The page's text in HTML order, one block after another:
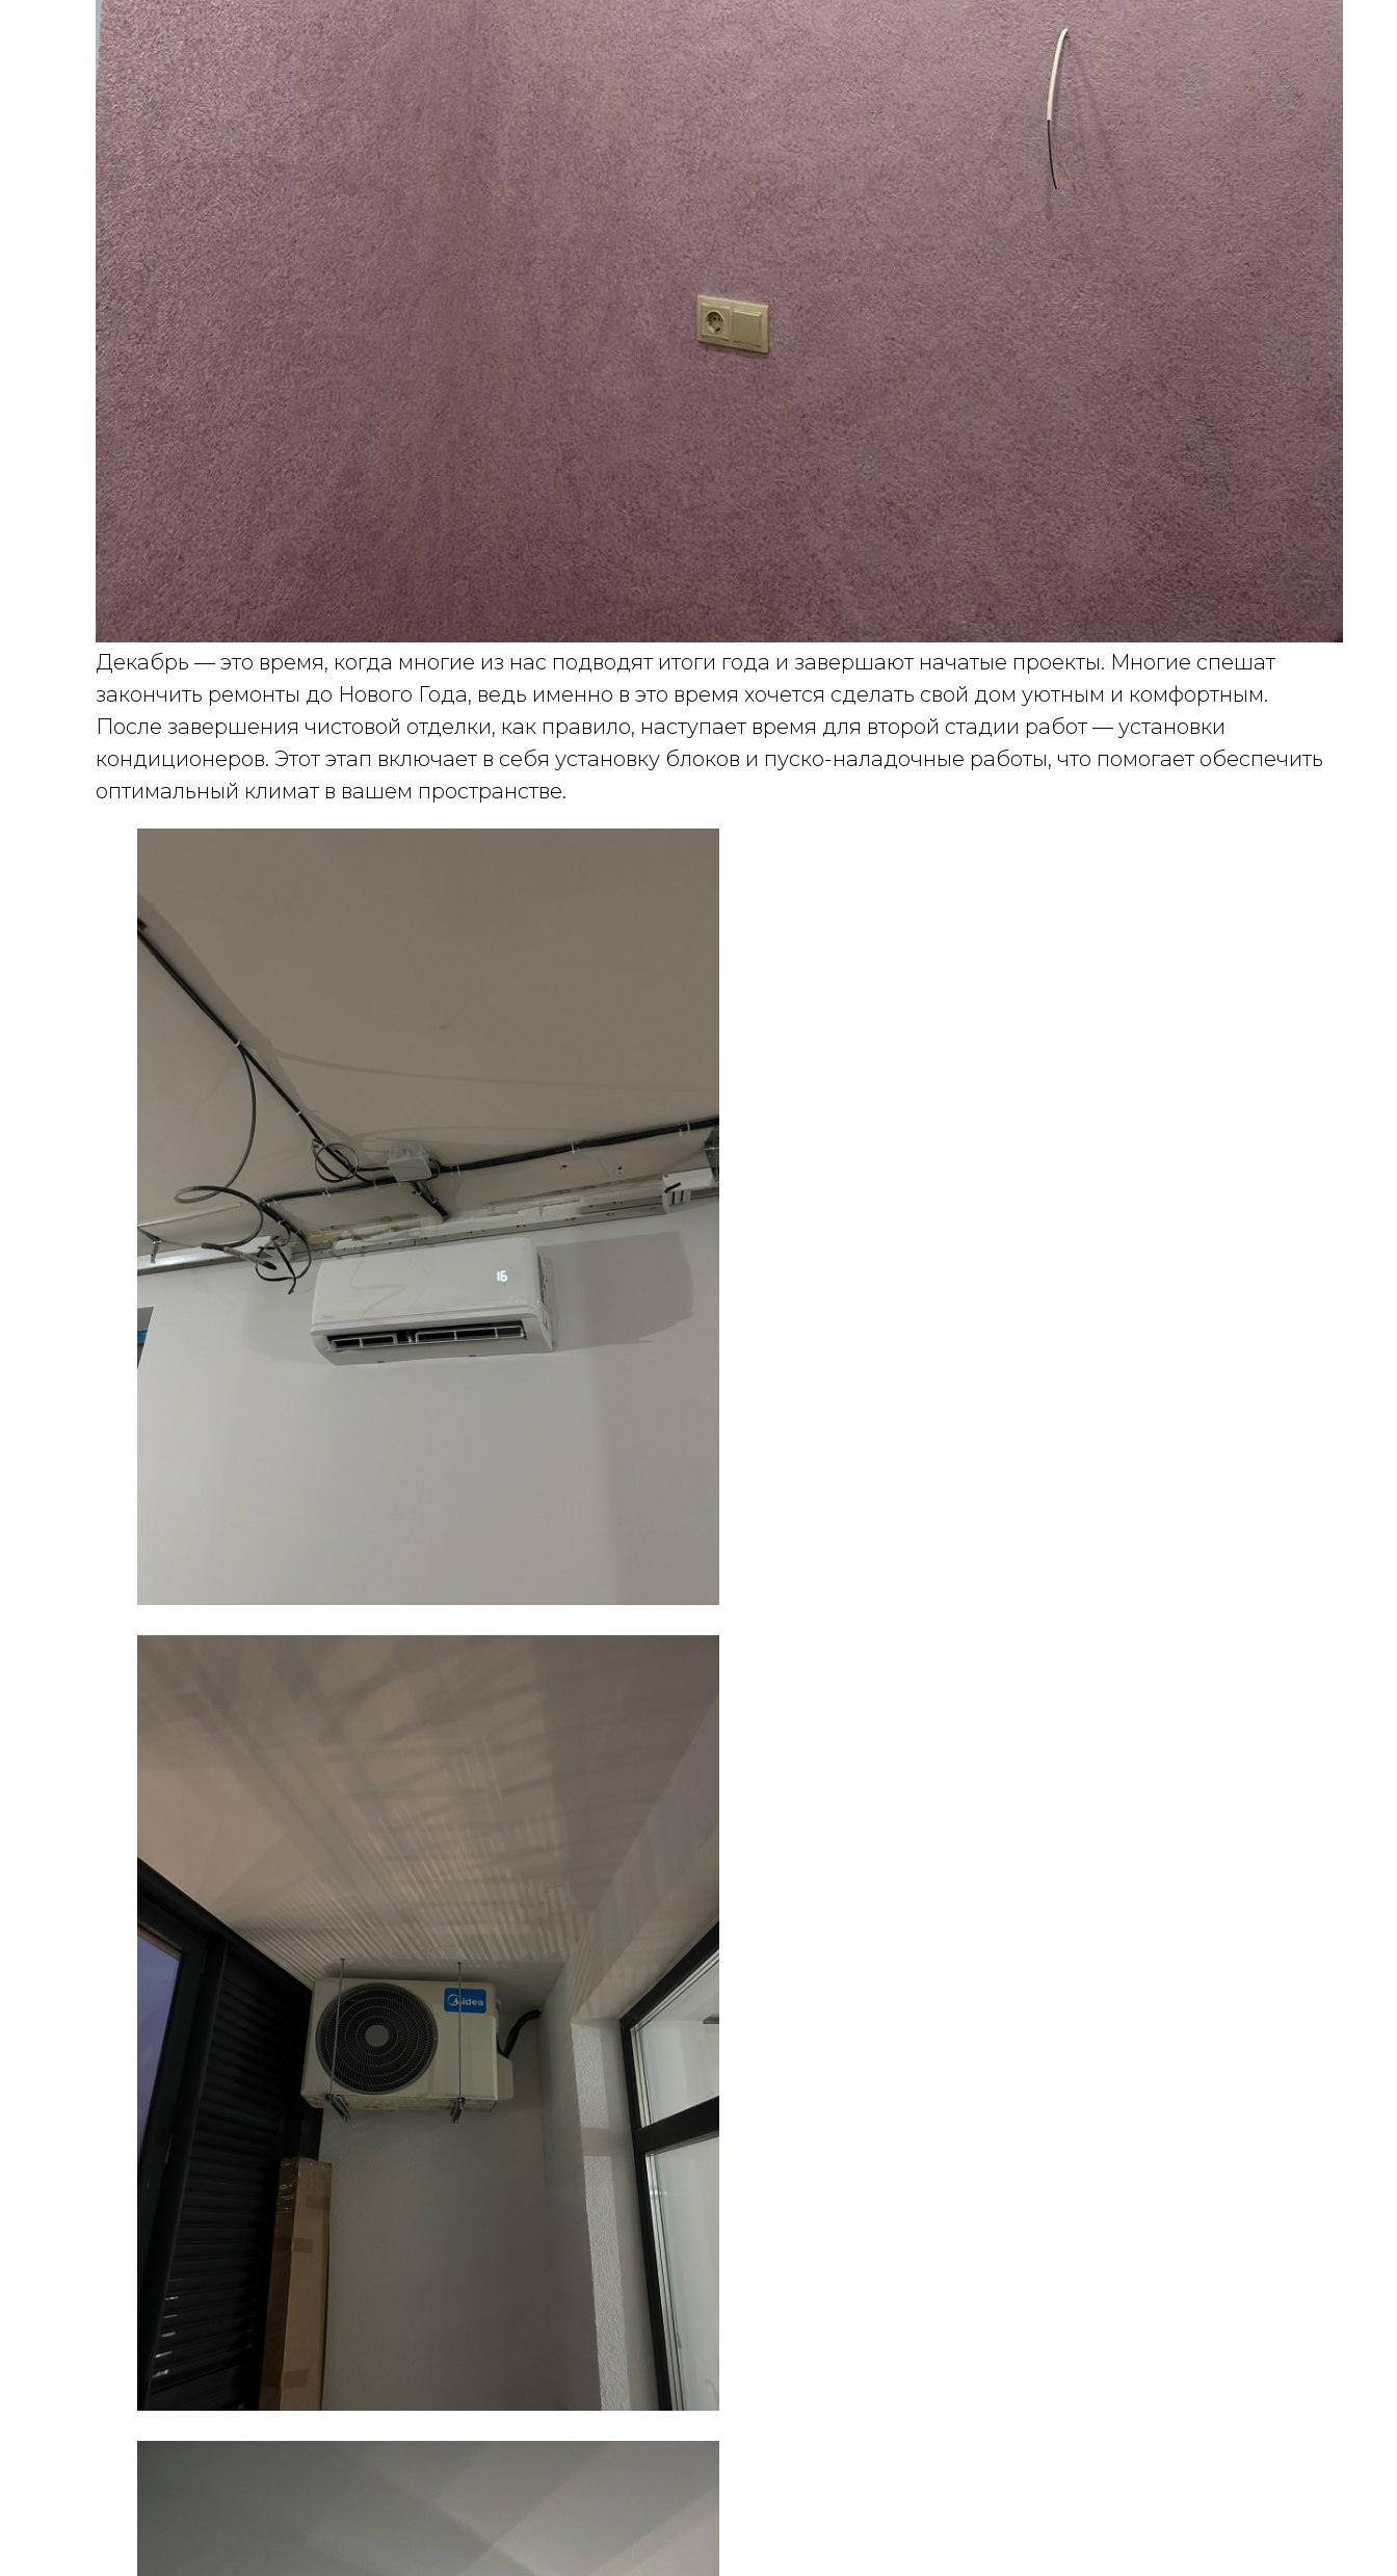
Декабрь — это время, когда многие из нас подводят итоги года и завершают начатые проекты. Многие спешат
закончить ремонты до Нового Года, ведь именно в это время хочется сделать свой дом уютным и комфортным.
После завершения чистовой отделки, как правило, наступает время для второй стадии работ — установки
кондиционеров. Этот этап включает в себя установку блоков и пуско-наладочные работы, что помогает обеспечить
оптимальный климат в вашем пространстве.